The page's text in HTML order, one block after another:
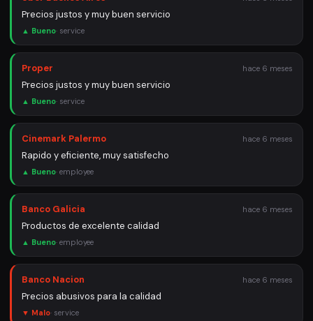
Precios justos y muy buen servicio
▲ Bueno· service
Proper hace 6 meses
Precios justos y muy buen servicio
▲ Bueno· service
Cinemark Palermo hace 6 meses
Rapido y eficiente, muy satisfecho
▲ Bueno· employee
Banco Galicia hace 6 meses
Productos de excelente calidad
▲ Bueno· employee
Banco Nacion hace 6 meses
Precios abusivos para la calidad
▼ Malo· service